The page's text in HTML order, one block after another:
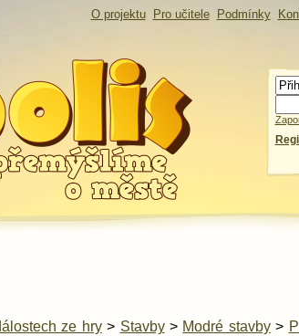
O projektu Pro učitele Podmínky
ze hry> Stavby> Modré stavby>